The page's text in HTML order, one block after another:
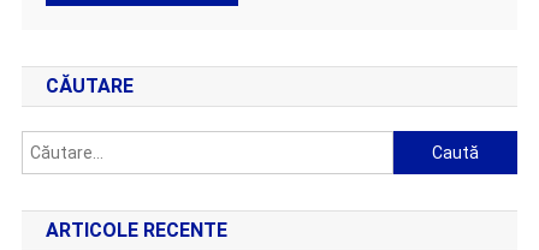
CĂUTARE
Caută
după:
ARTICOLE RECENTE